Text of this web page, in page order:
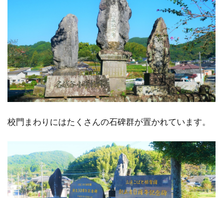
校門まわりにはたくさんの石碑群が置かれています。